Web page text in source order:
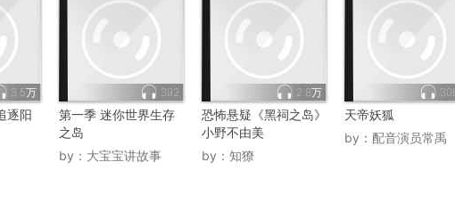
3.5万
逐阳
392
第一季 迷你世界生存
之岛
by： 大宝宝讲故事
2.8万
恐怖悬疑《黑祠之岛》
小野不由美
by： 知獠
天帝妖狐
by： 配音演员常禹